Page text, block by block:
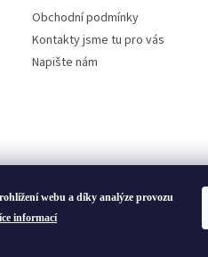
webu a díky analýze provozu
informací
Obchodní podmínky
Kontakty jsme tu pro vás
Napište nám